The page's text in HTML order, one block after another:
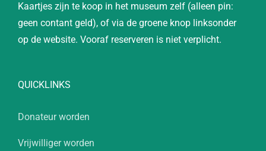
Kaartjes zijn te koop in het museum zelf (alleen pin:
geen contant geld), of via de groene knop linksonder
op de website. Vooraf reserveren is niet verplicht.
QUICKLINKS
Donateur worden
Vrijwilliger worden